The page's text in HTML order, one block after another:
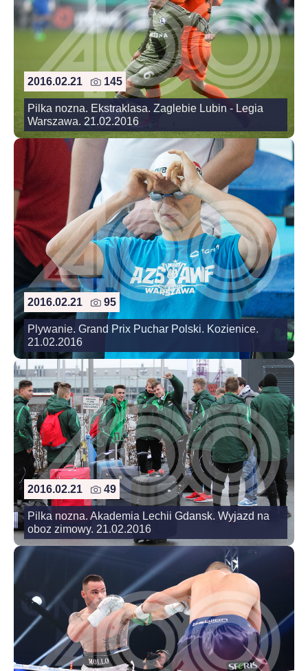
2016.02.21 145
Pilka nozna. Ekstraklasa. Zaglebie Lubin - Legia
Warszawa. 21.02.2016
2016.02.21 95
Plywanie. Grand Prix Puchar Polski. Kozienice.
21.02.2016
2016.02.21 49
Pilka nozna. Akademia Lechii Gdansk. Wyjazd na
oboz zimowy. 21.02.2016